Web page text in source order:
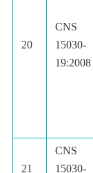
20
CNS
15030-
19:2008
21
CNS
15030-